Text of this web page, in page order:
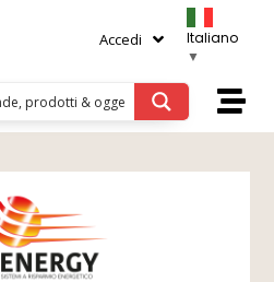
Accedi
Italiano
▼